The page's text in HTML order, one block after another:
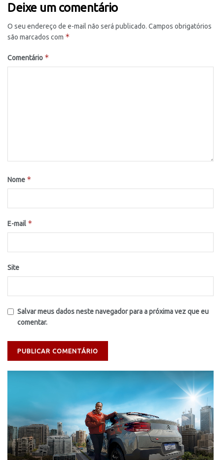
Deixe um comentário
O seu endereço de e-mail não será publicado. Campos obrigatórios
são marcados com *
Comentário *
Nome *
E-mail *
Site
Salvar meus dados neste navegador para a próxima vez que eu
comentar.